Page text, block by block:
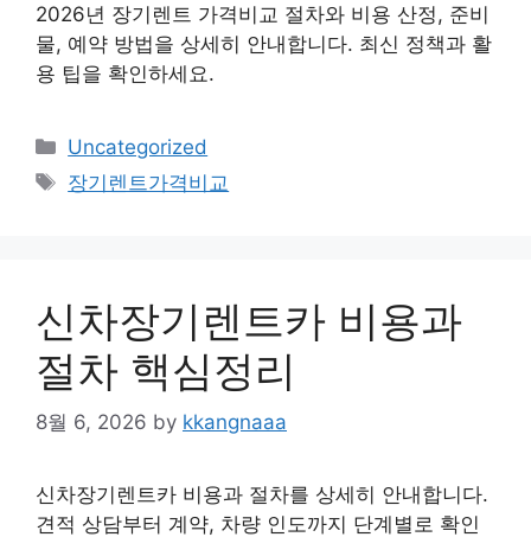
2026년 장기렌트 가격비교 절차와 비용 산정, 준비
물, 예약 방법을 상세히 안내합니다. 최신 정책과 활
용 팁을 확인하세요.
Categories
Uncategorized
Tags
장기렌트가격비교
신차장기렌트카 비용과
절차 핵심정리
8월 6, 2026 by kkangnaaa
신차장기렌트카 비용과 절차를 상세히 안내합니다.
견적 상담부터 계약, 차량 인도까지 단계별로 확인